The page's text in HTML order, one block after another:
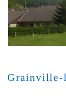
Grainville-